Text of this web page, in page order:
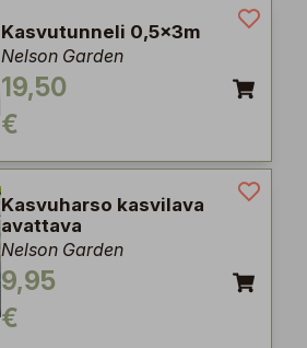
Kasvutunneli 0,5x3m
Nelson Garden
19,50
€
Kasvuharso kasvilava
avattava
Nelson Garden
9,95
€